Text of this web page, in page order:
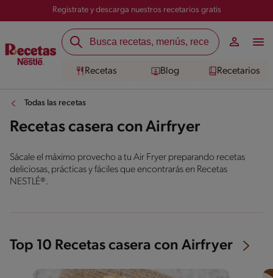
Registrate y descarga nuestros recetarios gratis
Recetas Blog Recetarios
Todas las recetas
Recetas casera con Airfryer
Sácale el máximo provecho a tu Air Fryer preparando recetas
deliciosas, prácticas y fáciles que encontrarás en Recetas
NESTLÉ®.
Top 10 Recetas casera con Airfryer